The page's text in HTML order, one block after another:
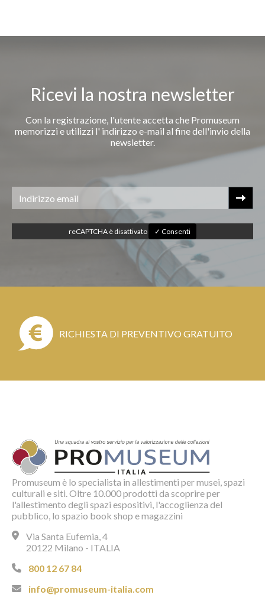
Ricevi la nostra newsletter
Con la registrazione, l'utente accetta che Promuseum
memorizzi e utilizzi l' indirizzo e-mail al fine dell'invio della
newsletter.
reCAPTCHA è disattivato ✓ Consenti
RICHIESTA DI PREVENTIVO GRATUITO
Promuseum è lo specialista in allestimenti per musei, spazi
culturali e siti. Oltre 10.000 prodotti da scoprire per
l'allestimento degli spazi espositivi, l'accoglienza del
pubblico, lo spazio book shop e magazzini
Via Santa Eufemia, 4
20122 Milano - ITALIA
800 12 67 84
info@promuseum-italia.com